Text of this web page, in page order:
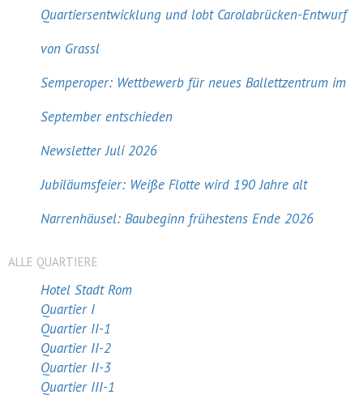
Quartiersentwicklung und lobt Carolabrücken-Entwurf
von Grassl
Semperoper: Wettbewerb für neues Ballettzentrum im
September entschieden
Newsletter Juli 2026
Jubiläumsfeier: Weiße Flotte wird 190 Jahre alt
Narrenhäusel: Baubeginn frühestens Ende 2026
ALLE QUARTIERE
Hotel Stadt Rom
Quartier I
Quartier II-1
Quartier II-2
Quartier II-3
Quartier III-1